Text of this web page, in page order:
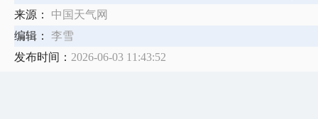
来源：
中国天气网
编辑：
李雪
发布时间： 2026-06-03 11:43:52